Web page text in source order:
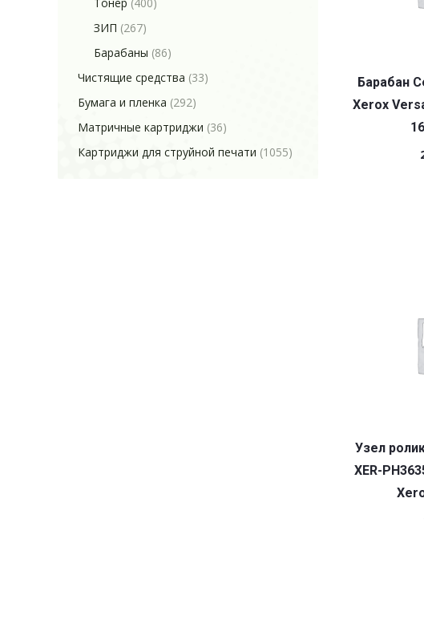
Барабан
Xerox
Узел
XER-
ЗИП (267)
Барабаны (86)
Чистящие средства (33)
Бумага и пленка (292)
Матричные картриджи (36)
Картриджи для струйной печати (1055)